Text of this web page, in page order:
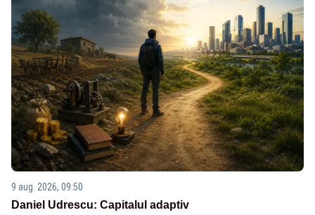
9 aug. 2026, 09:50
Daniel Udrescu: Capitalul adaptiv